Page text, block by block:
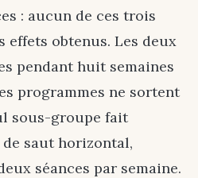
: aucun de ces trois
effets obtenus. Les deux
pendant huit semaines
programmes ne sortent
sous-groupe fait
saut horizontal,
séances par semaine.